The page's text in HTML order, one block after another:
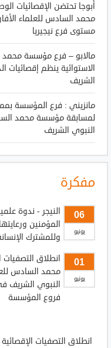
أبوجا تحتضن الإقصائيات
محمد السادس للعلماء
مستوى فرع نيجيريا
مالابو – فرع مؤسسة محمد
الاستوائية ينظم إقصائيات
الشريف
مانزيني : فرع المؤسسة
لمسابقة مؤسسة محمد
النبوي الشريف
مفكرة
06
يونيو
النيجر - ندوة
المؤمنين
وللمشترك
01
يونيو
انطلاق
محمد السادس
النبوي الشريف
فروع المؤسسة
انطلاق التصفيات